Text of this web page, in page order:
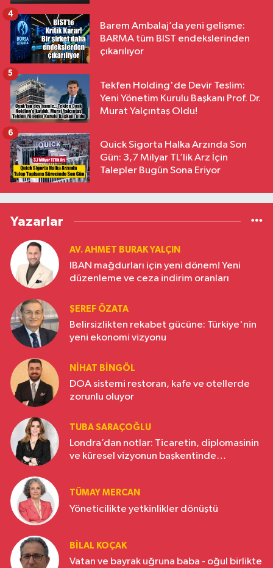
Barem Ambalaj’da yeni gelişme:
BARMA tüm BIST endekslerinden
çıkarılıyor
4
Tekfen Holding'de Devir Teslim:
Yeni Yönetim Kurulu Başkanı Prof. Dr.
Murat Yalçıntaş Oldu!
5
Quick Sigorta Halka Arzında Son
Gün: 3,7 Milyar TL’lik Arz İçin
Talepler Bugün Sona Eriyor
6
Yazarlar
AV. AHMET BURAK YALÇIN
IBAN mağdurları için yeni dönem! Yeni
düzenleme ve ceza indirim oranları
ŞEREF ÖZATA
Belirsizlikten rekabet gücüne: Türkiye'nin
yeni ekonomi vizyonu
NIHAT BINGÖL
DOA sistemi restoran, kafe ve otellerde
zorunlu oluyor
TUBA SARAÇOĞLU
Londra’dan notlar: Ticaretin, diplomasinin
ve küresel vizyonun başkentinde
TÜMAY MERCAN
Yöneticilikte yetkinlikler dönüştü
BILAL KOÇAK
Vatan ve bayrak uğruna baba - oğul birlikte